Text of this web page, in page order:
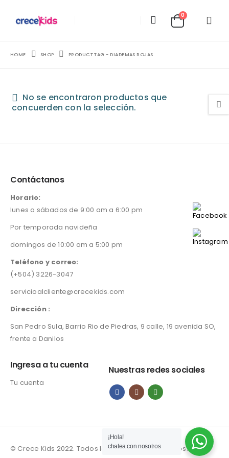
0
HOME SHOP PRODUCT TAG - DIADEMAS ROJAS
No se encontraron productos que
concuerden con la selección.
Contáctanos
Horario:
lunes a sábados de 9:00 am a 6:00 pm
Por temporada navideña
domingos de 10:00 am a 5:00 pm
Teléfono y correo:
(+504) 3226-3047
servicioalcliente@crecekids.com
Dirección :
San Pedro Sula, Barrio Rio de Piedras, 9 calle, 19 avenida SO,
frente a Danilos
Ingresa a tu cuenta
Tu cuenta
Nuestras redes sociales
© Crece Kids 2022. Todos los derechos reservados.
¡Hola!
chatea con nosotros